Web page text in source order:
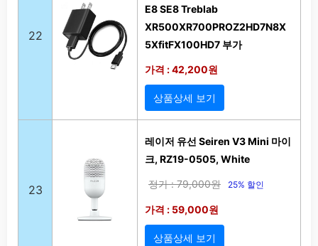
22
E8 SE8 Treblab
XR500XR700PROZ2HD7N8X
5XfitFX100HD7 부가
가격 : 42,200원
상품상세 보기
23
레이저 유선 Seiren V3 Mini 마이
크, RZ19-0505, White
정가 : 79,000원 25% 할인
가격 : 59,000원
상품상세 보기